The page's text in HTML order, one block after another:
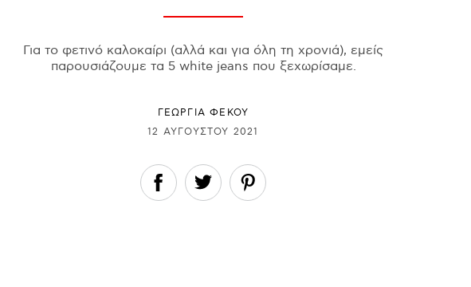
Για το φετινό καλοκαίρι (αλλά και για όλη τη χρονιά), εμείς
παρουσιάζουμε τα 5 white jeans που ξεχωρίσαμε.
ΓΕΩΡΓΙΑ ΦΕΚΟΥ
12 ΑΥΓΟΎΣΤΟΥ 2021